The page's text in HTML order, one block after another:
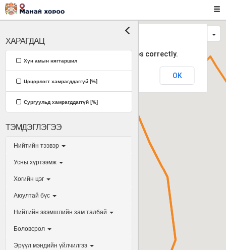
ХАРАГДАЦ
Хүн амын нягтаршил
Цэцэрлэгт хамрагддаггүй [%]
Сургуульд хамрагддаггүй [%]
ТЭМДЭГЛЭГЭЭ
Нийтийн тээвэр
Усны хүртээмж
Хогийн цэг
Аюултай бүс
Нийтийн эзэмшлийн зам талбай
Боловсрол
Эрүүл мэндийн үйлчилгээ
This page can't load Google Maps correctly.
OK